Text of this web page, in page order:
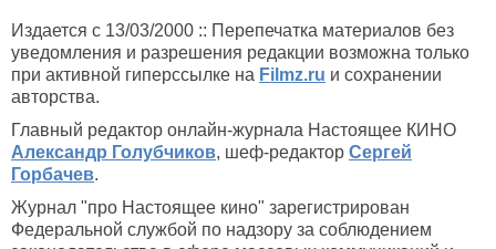
Издается с 13/03/2000 :: Перепечатка материалов без
уведомления и разрешения редакции возможна только
при активной гиперссылке на Filmz.ru и сохранении
авторства.
Главный редактор онлайн-журнала Настоящее КИНО
Александр Голубчиков, шеф-редактор Сергей
Горбачев.
Журнал "про Настоящее кино" зарегистрирован
Федеральной службой по надзору за соблюдением